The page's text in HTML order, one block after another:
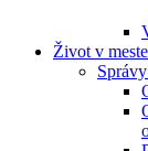
Život v meste